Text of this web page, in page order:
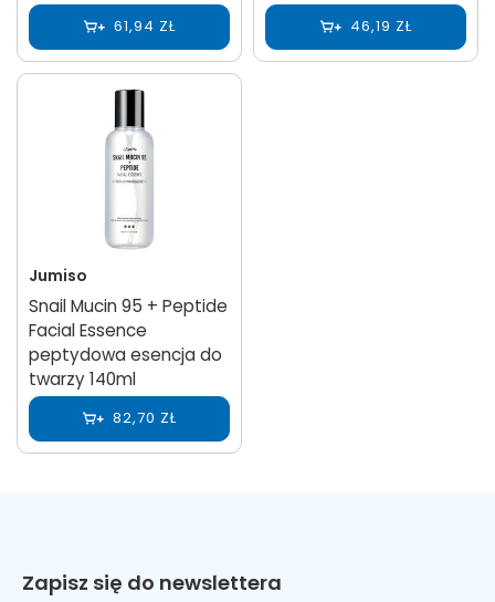
61,94 ZŁ 46,19 ZŁ
Jumiso
Snail Mucin 95 + Peptide
Facial Essence
peptydowa esencja do
twarzy 140ml
82,70 ZŁ
Zapisz się do newslettera